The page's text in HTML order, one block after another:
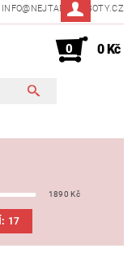
INFO@NEJTANECNIBOTY.CZ
0 0 Kč
1890 Kč
17